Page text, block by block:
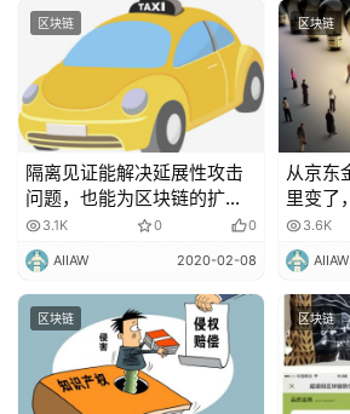
区块链
隔离见证能解决延展性攻击
问题，也能为区块链的扩容
提出了解决办法！
3.1K 0 0
AIIAW 2020-02-08
区块链
从京东
里变了
3.6K
AIIAW
区块链 区块链